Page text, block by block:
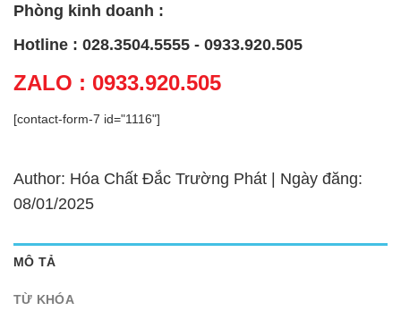
Phòng kinh doanh :
Hotline : 028.3504.5555 - 0933.920.505
ZALO : 0933.920.505
[contact-form-7 id="1116"]
Author: Hóa Chất Đắc Trường Phát | Ngày đăng:
08/01/2025
MÔ TẢ
TỪ KHÓA